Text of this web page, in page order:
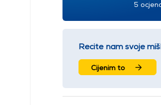
5
Recite nam svoje
Cijenim to